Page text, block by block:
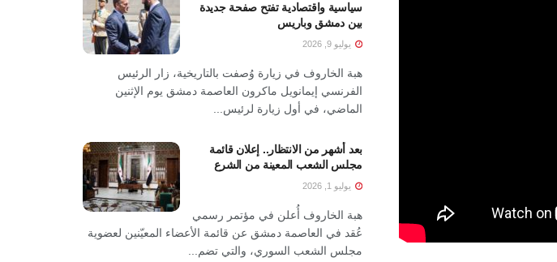
سياسية واقتصادية تفتح صفحة جديدة
بين دمشق وباريس
يوليو 9, 2026
هبة الخاروف في زيارة وُصفت بالتاريخية، زار الرئيس
الفرنسي إيمانويل ماكرون العاصمة دمشق يوم الإثنين
الماضي، في أول زيارة لرئيس...
بعد أشهر من الانتظار.. إعلان قائمة
مجلس الشعب المعينة من الشرع
يوليو 1, 2026
هبة الخاروف أُعلن في مؤتمر رسمي
عُقد في العاصمة دمشق عن قائمة الأعضاء المعيّنين لعضوية
مجلس الشعب السوري، والتي تضم...